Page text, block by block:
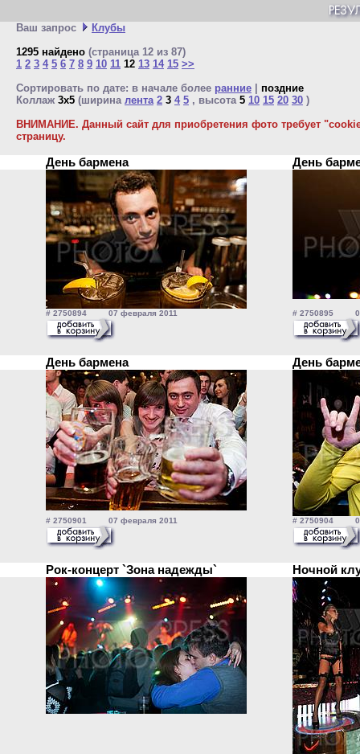
Ваш запрос
Клубы
1295 найдено (страница 12 из 87)
1 2 3 4 5 6 7 8 9 10 11 12 13 14 15 >>
Сортировать по дате: в начале более ранние
поздние
Коллаж 3x5 (ширина лента 2 3 4 5 , высота 5 10 15 20 30 )
ВНИМАНИЕ. Данный сайт для приобретения фото требует
страницу.
День бармена День
# 2750894 07 февраля 2011 # 2750895 07
День бармена День
# 2750901 07 февраля 2011 # 2750904 07
Рок-концерт `Зона надежды` Ночной